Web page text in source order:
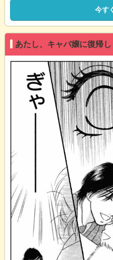
今す
あたし、キャバ嬢に復帰